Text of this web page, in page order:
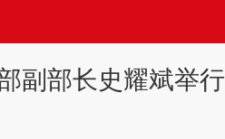
副部长史耀斌举行